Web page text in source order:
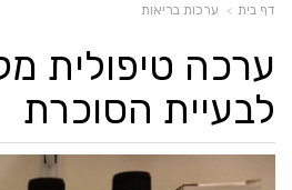
דף בית ערכות בריאות
ערכה טיפולית
לבעיית הסוכרת